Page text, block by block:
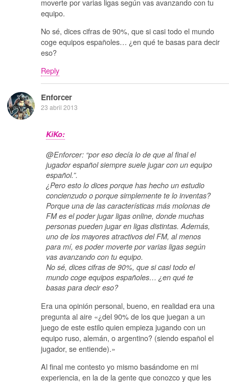
equipo.
No sé, dices cifras de 90%, que si casi todo el mundo
coge equipos españoles… ¿en qué te basas para decir
eso?
Reply
Enforcer
23 abril 2013
KiKo:
@Enforcer: “por eso decía lo de que al final el
jugador español siempre suele jugar con un equipo
español.”.
¿Pero esto lo dices porque has hecho un estudio
concienzudo o porque simplemente te lo inventas?
Porque una de las características más molonas de
FM es el poder jugar ligas online, donde muchas
personas pueden jugar en ligas distintas. Además,
uno de los mayores atractivos del FM, al menos
para mí, es poder moverte por varias ligas según
vas avanzando con tu equipo.
No sé, dices cifras de 90%, que si casi todo el
mundo coge equipos españoles… ¿en qué te
basas para decir eso?
Era una opinión personal, bueno, en realidad era una
pregunta al aire «¿del 90% de los que juegan a un
juego de este estilo quien empieza jugando con un
equipo ruso, alemán, o argentino? (siendo español el
jugador, se entiende).»
Al final me contesto yo mismo basándome en mi
experiencia, en la de la gente que conozco y que les